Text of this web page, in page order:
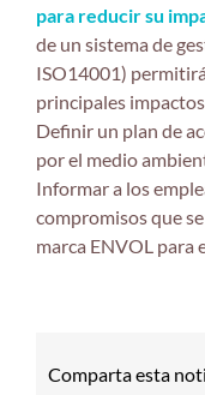
para reducir su
de un sistema de
ISO14001)
principales
Definir un plan de
por el medio
Informar a los
compromisos que
marca ENVOL para
Comparta esta